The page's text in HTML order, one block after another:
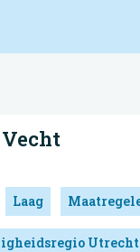
Laag
Utrecht